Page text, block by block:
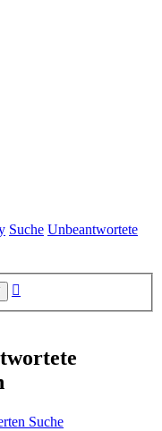
Suche Unbeantwortete
Suche
Suche